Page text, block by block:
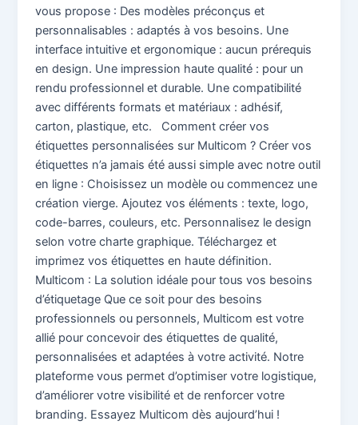
vous propose : Des modèles préconçus et
personnalisables : adaptés à vos besoins. Une
interface intuitive et ergonomique : aucun prérequis
en design. Une impression haute qualité : pour un
rendu professionnel et durable. Une compatibilité
avec différents formats et matériaux : adhésif,
carton, plastique, etc. Comment créer vos
étiquettes personnalisées sur Multicom ? Créer vos
étiquettes n’a jamais été aussi simple avec notre outil
en ligne : Choisissez un modèle ou commencez une
création vierge. Ajoutez vos éléments : texte, logo,
code-barres, couleurs, etc. Personnalisez le design
selon votre charte graphique. Téléchargez et
imprimez vos étiquettes en haute définition.
Multicom : La solution idéale pour tous vos besoins
d’étiquetage Que ce soit pour des besoins
professionnels ou personnels, Multicom est votre
allié pour concevoir des étiquettes de qualité,
personnalisées et adaptées à votre activité. Notre
plateforme vous permet d’optimiser votre logistique,
d’améliorer votre visibilité et de renforcer votre
branding. Essayez Multicom dès aujourd’hui !